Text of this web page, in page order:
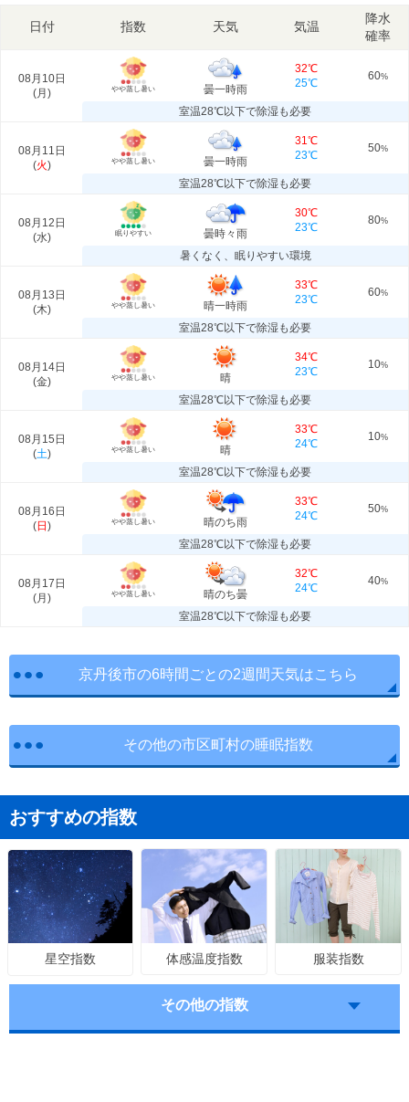
日付 指数 天気 気温
降水
確率
08月10日
(月 ) やや蒸し暑い 曇一時雨
32℃
25℃
60%
室温28℃以下で除湿も必要
08月11日
(火) やや蒸し暑い 曇一時雨
31℃
23℃
50%
室温28℃以下で除湿も必要
08月12日
(水) 眠りやすい 曇時々雨
30℃
23℃
80%
暑くなく、眠りやすい環境
08月13日
(木) やや蒸し暑い 晴一時雨
33℃
23℃
60%
室温28℃以下で除湿も必要
08月14日
(金) やや蒸し暑い 晴
34℃
23℃
10%
室温28℃以下で除湿も必要
08月15日
(土) やや蒸し暑い 晴
33℃
24℃
10%
室温28℃以下で除湿も必要
08月16日
(日 ) やや蒸し暑い 晴のち雨
33℃
24℃
50%
室温28℃以下で除湿も必要
08月17日
(月 ) やや蒸し暑い 晴のち曇
32℃
24℃
40%
室温28℃以下で除湿も必要
京丹後市の6時間ごとの2週間天気はこちら
その他の市区町村の睡眠指数
おすすめの指数
星空指数 体感温度指数 服装指数
その他の指数